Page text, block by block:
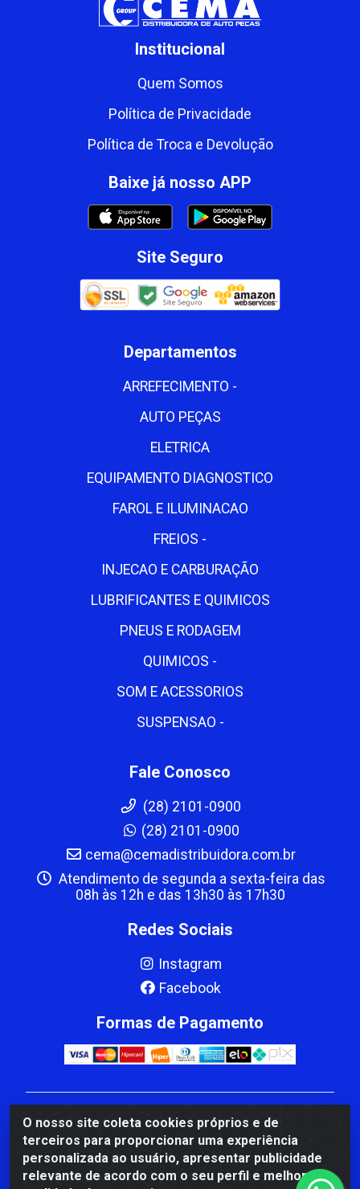
O nosso site coleta cookies próprios e de
terceiros para proporcionar uma experiência
personalizada ao usuário, apresentar publicidade
relevante de acordo com o seu perfil e melhorar a
Institucional
Quem Somos
Política de Privacidade
Política de Troca e Devolução
Baixe já nosso APP
Site Seguro
Departamentos
ARREFECIMENTO -
AUTO PEÇAS
ELETRICA
EQUIPAMENTO DIAGNOSTICO
FAROL E ILUMINACAO
FREIOS -
INJECAO E CARBURAÇÃO
LUBRIFICANTES E QUIMICOS
PNEUS E RODAGEM
QUIMICOS -
SOM E ACESSORIOS
SUSPENSAO -
Fale Conosco
(28) 2101-0900
(28) 2101-0900
cema@cemadistribuidora.com.br
Atendimento de segunda a sexta-feira das
08h às 12h e das 13h30 às 17h30
Redes Sociais
Instagram
Facebook
Formas de Pagamento
CBP MACEDO COMERCIO PEÇAS LTDA Matriz - av
Mauro Miranda Madureira, 1249 - Coramara , Cachoeiro
de Itapemirim/ES - CEP 29.311-310 - CNPJ
00.502.680/0001-41